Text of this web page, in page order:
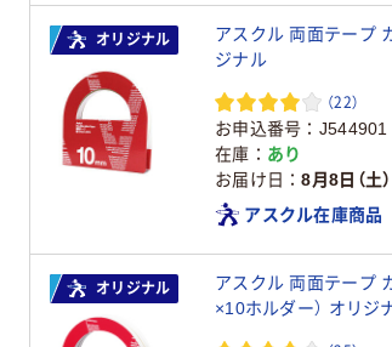
オリジナル
アスクル 両面テープ
ジナル
（22）
お申込番号
J544901
在庫
あり
お届け日
8月8日（土）
アスクル在庫商品
オリジナル
アスクル 両面テープ
×10ホルダー） オリジ